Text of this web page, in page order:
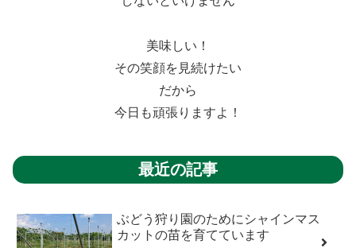
美味しい！
その笑顔を見続けたい
だから
今日も頑張りますよ！
最近の記事
ぶどう狩り園のためにシャインマス
カットの苗を育てています